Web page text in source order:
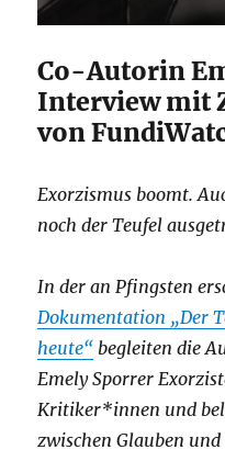
Co-Autorin
Interview mit
von
Exorzismus boomt.
noch der Teufel
In der an Pfingsten
Dokumentation „Der
heute“ begleiten die
Emely Sporrer
Kritiker*innen und
zwischen Glauben und